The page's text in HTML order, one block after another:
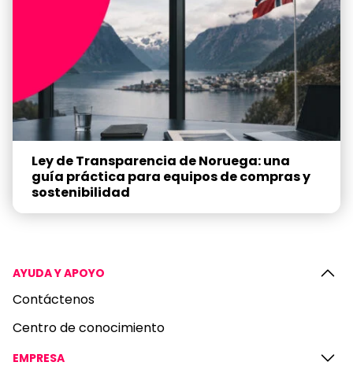
Ley de Transparencia de Noruega: una
guía práctica para equipos de compras y
sostenibilidad
AYUDA Y APOYO
Contáctenos
Centro de conocimiento
EMPRESA